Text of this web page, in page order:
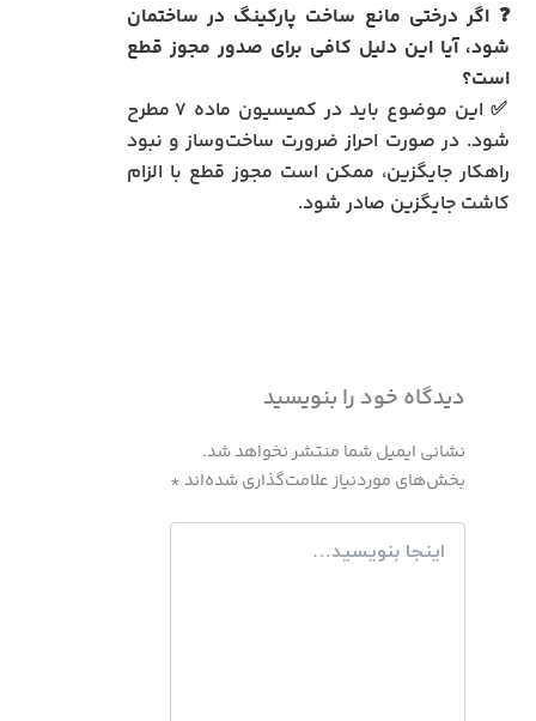
❓ اگر درختی مانع ساخت پارکینگ در ساختمان
شود، آیا این دلیل کافی برای صدور مجوز قطع
است؟
✅ این موضوع باید در کمیسیون ماده ۷ مطرح
شود. در صورت احراز ضرورت ساخت‌وساز و نبود
راهکار جایگزین، ممکن است مجوز قطع با الزام
کاشت جایگزین صادر شود.
دیدگاه‌ خود را بنویسید
نشانی ایمیل شما منتشر نخواهد شد.
بخش‌های موردنیاز علامت‌گذاری شده‌اند *
اینجا
بنویسید…